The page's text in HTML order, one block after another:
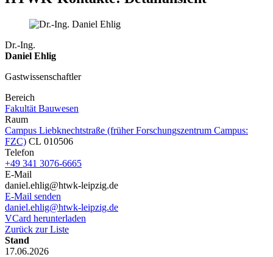
Dr.-Ing.
Daniel Ehlig
Gastwissenschaftler
Bereich
Fakultät Bauwesen
Raum
Campus Liebknechtstraße (früher Forschungszentrum Campus:
FZC) CL 010506
Telefon
+49 341 3076-6665
E-Mail
daniel.ehlig@htwk-leipzig.de
E-Mail senden
daniel.ehlig@htwk-leipzig.de
VCard herunterladen
Zurück zur Liste
Stand
17.06.2026